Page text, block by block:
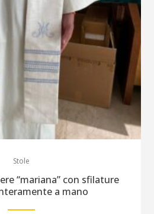
Stole
“mariana” con sfilature
a mano